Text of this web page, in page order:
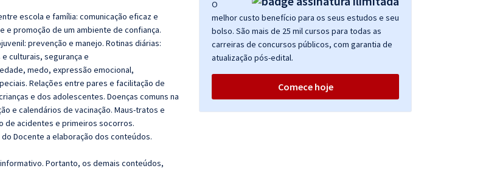
escola e família: comunicação eficaz e
e promoção de um ambiente de confiança.
prevenção e manejo. Rotinas diárias:
culturais, segurança e
medo, expressão emocional,
Relações entre pares e facilitação de
e dos adolescentes. Doenças comuns na
e calendários de vacinação. Maus-tratos e
de acidentes e primeiros socorros.
Docente a elaboração dos conteúdos.
Portanto, os demais conteúdos,
O
melhor custo benefício para os seus estudos e seu
bolso. São mais de 25 mil cursos para todas as
carreiras de concursos públicos, com garantia de
atualização pós-edital.
Comece hoje